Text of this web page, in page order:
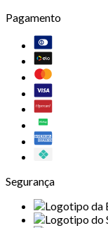
Pagamento
Segurança